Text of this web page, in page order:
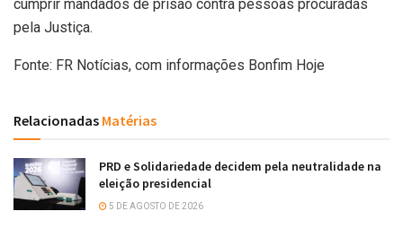
cumprir mandados de prisão contra pessoas procuradas
pela Justiça.
Fonte: FR Notícias, com informações Bonfim Hoje
Relacionadas Matérias
PRD e Solidariedade decidem pela neutralidade na
eleição presidencial
5 DE AGOSTO DE 2026